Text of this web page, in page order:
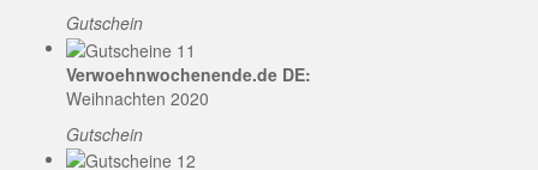
Gutschein
Verwoehnwochenende.de DE:
Weihnachten 2020
Gutschein